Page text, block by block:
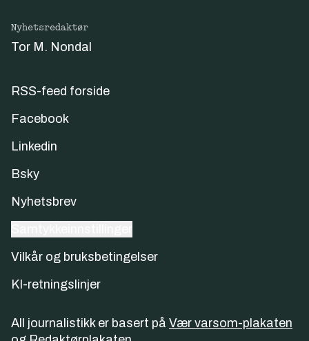
Nyhetsredaktør
Tor M. Nondal
RSS-feed forside
Facebook
Linkedin
Bsky
Nyhetsbrev
Vilkår og bruksbetingelser
KI-retningslinjer
All journalistikk er basert på Vær varsom-plakaten